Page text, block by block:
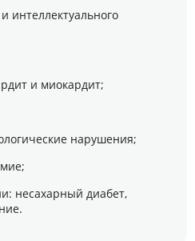
интеллектуального
и миокардит;
нарушения;
несахарный диабет,